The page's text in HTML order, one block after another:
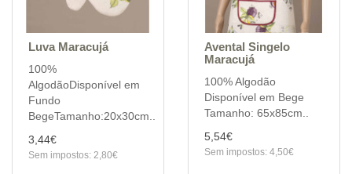
Luva Maracujá
100%
AlgodãoDisponível em
Fundo
BegeTamanho:20x30cm..
3,44€
Sem impostos: 2,80€
Avental Singelo
Maracujá
100% Algodão
Disponível em Bege
Tamanho: 65x85cm..
5,54€
Sem impostos: 4,50€